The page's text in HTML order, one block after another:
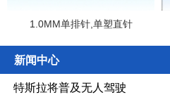
1.0MM单排针,单塑直针
新闻中心
特斯拉将普及无人驾驶